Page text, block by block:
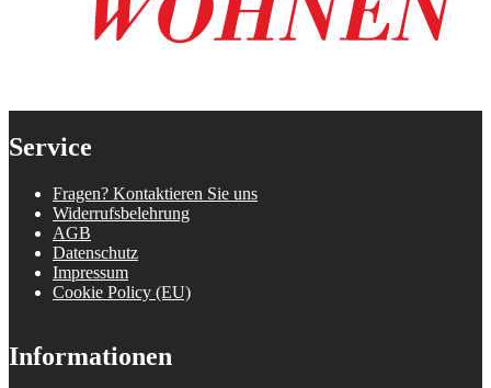
Service
Fragen? Kontaktieren Sie uns
Widerrufsbelehrung
AGB
Datenschutz
Impressum
Cookie Policy (EU)
Informationen